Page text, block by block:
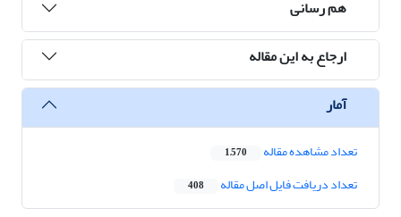
هم رسانی
ارجاع به این مقاله
آمار
تعداد مشاهده مقاله 1,570
تعداد دریافت فایل اصل مقاله 408